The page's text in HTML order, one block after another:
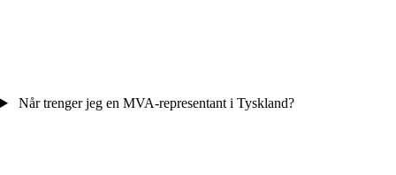
Når trenger jeg en MVA-representant i Tyskland?